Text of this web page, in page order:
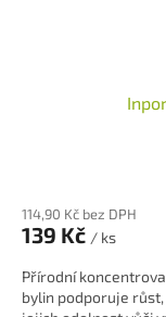
114,90 Kč bez DPH
139 Kč / ks
Přírodní
bylin podporuje